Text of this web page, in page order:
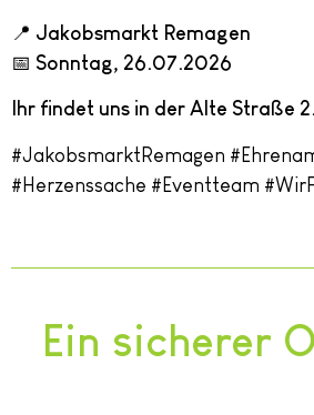
📍 Jakobsmarkt Remagen
📅 Sonntag, 26.07.2026
Ihr findet uns in der Alte Straße
#JakobsmarktRemagen
#Herzenssache #Eventteam
Ein sicherer